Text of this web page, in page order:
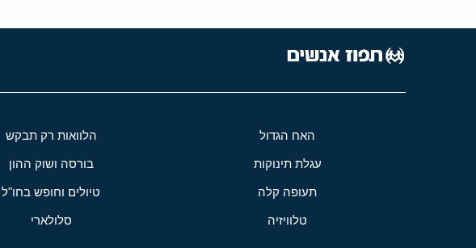
האח הגדול הלוואות רק תבקש
עגלת תינוקות בורסה ושוק ההון
תעופה קלה טיולים וחופש בחו"ל
טלוויזיה סלולארי